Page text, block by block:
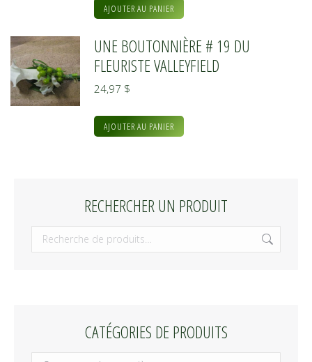
AJOUTER AU PANIER
UNE BOUTONNIÈRE # 19 DU
FLEURISTE VALLEYFIELD
24,97 $
AJOUTER AU PANIER
RECHERCHER UN PRODUIT
CATÉGORIES DE PRODUITS